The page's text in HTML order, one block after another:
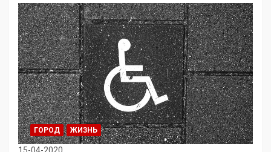
ГОРОД ЖИЗНЬ
15-04-2020